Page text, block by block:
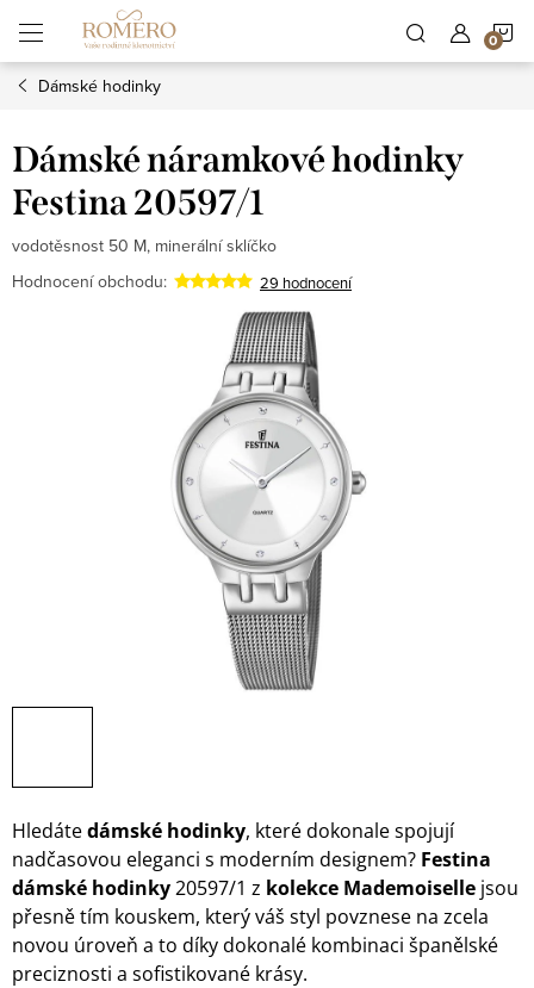
obsah
Dámské hodinky
Dámské náramkové hodinky
Festina 20597/1
vodotěsnost 50 M, minerální sklíčko
Hodnocení obchodu:
29 hodnocení
Hledátedámské hodinky, které dokonale spojují
nadčasovou eleganci s moderním designem? Festina
dámské hodinky20597/1 z kolekce Mademoiselle jsou
přesně tím kouskem, který váš styl povznese na zcela
novou úroveň a to díky dokonalé kombinaci španělské
preciznosti a sofistikované krásy.